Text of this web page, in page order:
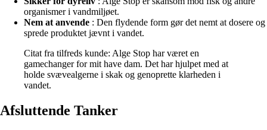
organismer i vandmiljøet.
Nem at anvende : Den flydende form gør det nemt at dosere og
sprede produktet jævnt i vandet.
Citat fra tilfreds kunde: Alge Stop har været en
gamechanger for mit have dam. Det har hjulpet med at
holde svævealgerne i skak og genoprette klarheden i
vandet.
Afsluttende Tanker